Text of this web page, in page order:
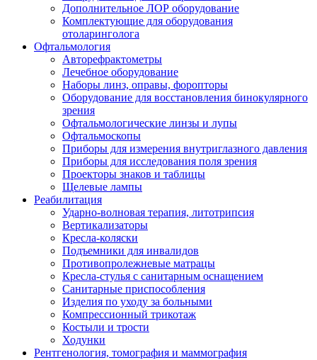
Дополнительное ЛОР оборудование
Комплектующие для оборудования
отоларинголога
Офтальмология
Авторефрактометры
Лечебное оборудование
Наборы линз, оправы, форопторы
Оборудование для восстановления бинокулярного
зрения
Офтальмологические линзы и лупы
Офтальмоскопы
Приборы для измерения внутриглазного давления
Приборы для исследования поля зрения
Проекторы знаков и таблицы
Щелевые лампы
Реабилитация
Ударно-волновая терапия, литотрипсия
Вертикализаторы
Кресла-коляски
Подъемники для инвалидов
Противопролежневые матрацы
Кресла-стулья с санитарным оснащением
Санитарные приспособления
Изделия по уходу за больными
Компрессионный трикотаж
Костыли и трости
Ходунки
Рентгенология, томография и маммография